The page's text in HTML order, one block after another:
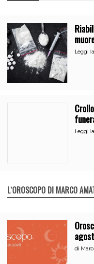
Leggi
Leggi
L`OROSCOPO DI MARCO
di